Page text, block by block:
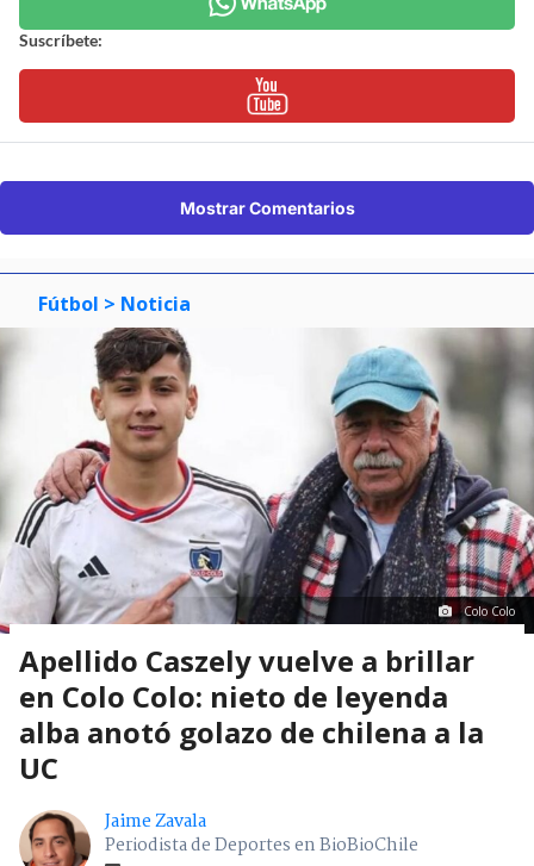
Suscríbete:
Mostrar Comentarios
Fútbol > Noticia
Colo Colo
Apellido Caszely vuelve a brillar
en Colo Colo: nieto de leyenda
alba anotó golazo de chilena a la
UC
Jaime Zavala
Periodista de Deportes en BioBioChile